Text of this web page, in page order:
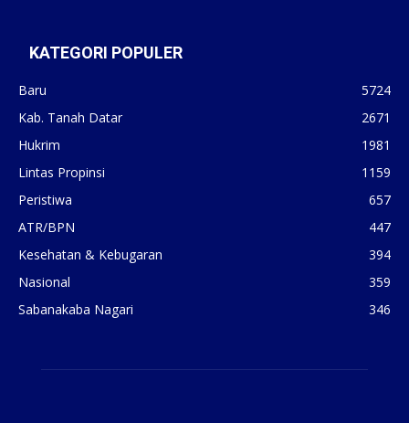
KATEGORI POPULER
Baru
5724
Kab. Tanah Datar
2671
Hukrim
1981
Lintas Propinsi
1159
Peristiwa
657
ATR/BPN
447
Kesehatan & Kebugaran
394
Nasional
359
Sabanakaba Nagari
346